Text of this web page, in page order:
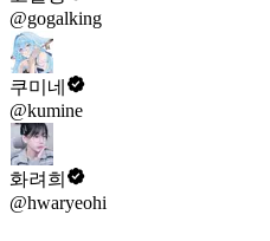
@gogalking
쿠미네
@kumine
화려희
@hwaryeohi